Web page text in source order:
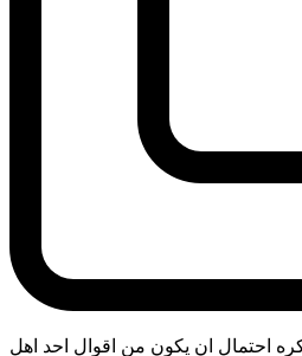
احتمال ان يكون من اقوال احد اهل